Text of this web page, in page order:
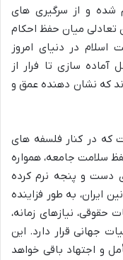
شده و از سرگیری های
تعادلی میان حفظ احکام
در دنیای امروز
سازی تا فرار از
که نشان دهنده عمق و
که در کنار فلسفه های
سلامت جامعه، همواره
دست و پنجه نرم کرده
ایران، به طور فزاینده
نیازهای زمانه،
جهانی قرار دارد. این
و اجتهاد باقی خواهد